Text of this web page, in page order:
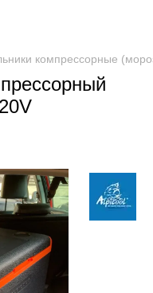
компрессорные